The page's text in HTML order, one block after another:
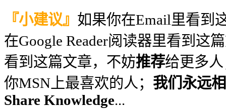
『小建议』 如果你在Email里看到
在Google Reader阅读器里看到这
看到这篇文章，不妨推荐给更多
你MSN上最喜欢的人； 我们永远
Share Knowledge...